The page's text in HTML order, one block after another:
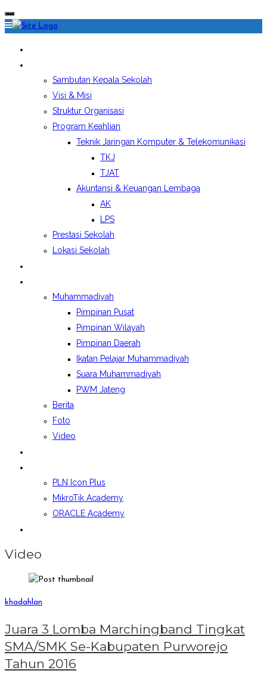
Sambutan Kepala Sekolah
Visi & Misi
Struktur Organisasi
Program Keahlian
Teknik Jaringan Komputer & Telekomunikasi
TKJ
TJAT
Akuntansi & Keuangan Lembaga
AK
LPS
Prestasi Sekolah
Lokasi Sekolah
Muhammadiyah
Pimpinan Pusat
Pimpinan Wilayah
Pimpinan Daerah
Ikatan Pelajar Muhammadiyah
Suara Muhammadiyah
PWM Jateng
Berita
Foto
Video
PLN Icon Plus
MikroTik Academy
ORACLE Academy
Video
khadahlan
Juara 3 Lomba Marchingband Tingkat
SMA/SMK Se-Kabupaten Purworejo
Tahun 2016